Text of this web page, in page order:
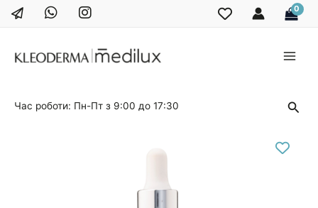
Перейти
Час роботи: Пн-Пт з 9:00 до 17:30